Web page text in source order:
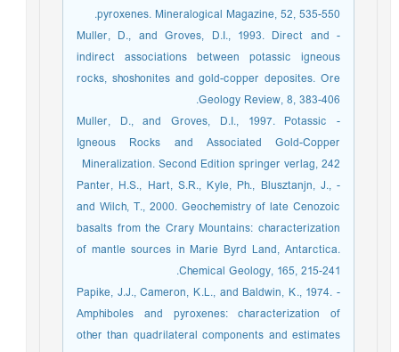
pyroxenes. Mineralogical Magazine, 52, 535-550.
- Muller, D., and Groves, D.I., 1993. Direct and
indirect associations between potassic igneous
rocks, shoshonites and gold-copper deposites. Ore
Geology Review, 8, 383-406.
- Muller, D., and Groves, D.I., 1997. Potassic
Igneous Rocks and Associated Gold-Copper
Mineralization. Second Edition springer verlag, 242
- Panter, H.S., Hart, S.R., Kyle, Ph., Blusztanjn, J.,
and Wilch, T., 2000. Geochemistry of late Cenozoic
basalts from the Crary Mountains: characterization
of mantle sources in Marie Byrd Land, Antarctica.
Chemical Geology, 165, 215-241.
- Papike, J.J., Cameron, K.L., and Baldwin, K., 1974.
Amphiboles and pyroxenes: characterization of
other than quadrilateral components and estimates